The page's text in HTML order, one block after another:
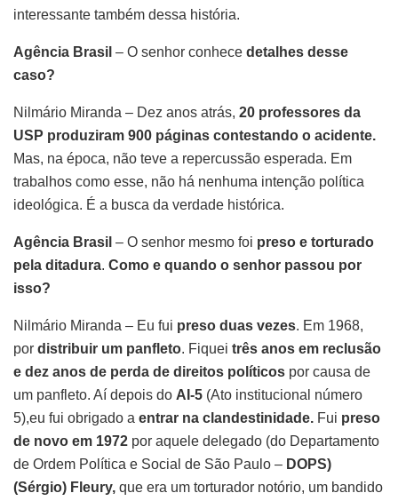
interessante também dessa história.
Agência Brasil – O senhor conhece detalhes desse
caso?
Nilmário Miranda – Dez anos atrás, 20 professores da
USP produziram 900 páginas contestando o acidente.
Mas, na época, não teve a repercussão esperada. Em
trabalhos como esse, não há nenhuma intenção política
ideológica. É a busca da verdade histórica.
Agência Brasil – O senhor mesmo foi preso e torturado
pela ditadura. Como e quando o senhor passou por
isso?
Nilmário Miranda – Eu fui preso duas vezes. Em 1968,
por distribuir um panfleto. Fiquei três anos em reclusão
e dez anos de perda de direitos políticos por causa de
um panfleto. Aí depois do AI-5 (Ato institucional número
5),eu fui obrigado a entrar na clandestinidade. Fui preso
de novo em 1972 por aquele delegado (do Departamento
de Ordem Política e Social de São Paulo – DOPS)
(Sérgio) Fleury, que era um torturador notório, um bandido